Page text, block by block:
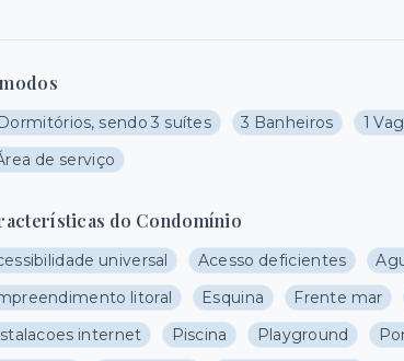
sendo 3 suítes 3 Banheiros 1
de serviço
do Condomínio
universal Acesso deficientes
litoral
Esquina Frente mar
internet
Piscina Playground